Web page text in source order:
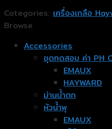
Categories: เครื่องเกลือ
Browse
Accessories
ชุดทดสอบ ค่า PH
EMAUX
HAYWARD
ม่านน้ำตก
หัวน้ำพุ
EMAUX